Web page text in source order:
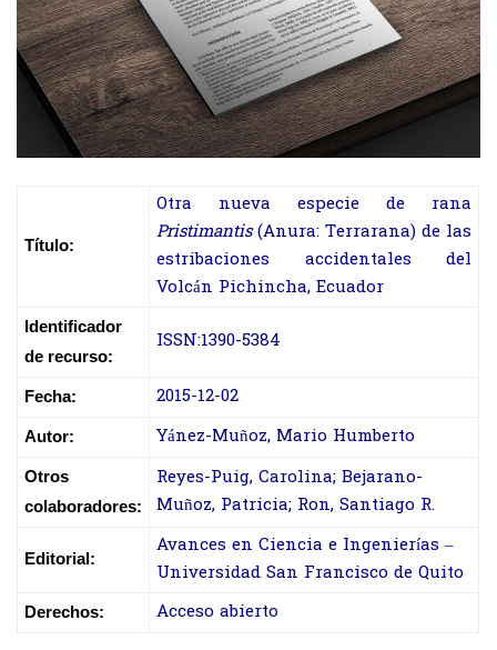
Título:
Otra nueva especie de rana
Pristimantis(Anura: Terrarana) de las
estribaciones accidentales del
Volcán Pichincha, Ecuador
Identificador
de recurso:
ISSN:1390-5384
Fecha: 2015-12-02
Autor: Yánez-Muñoz, Mario Humberto
Otros
colaboradores:
Reyes-Puig, Carolina; Bejarano-
Muñoz, Patricia; Ron, Santiago R.
Editorial:
Avances en Ciencia e Ingenierías –
Universidad San Francisco de Quito
Derechos: Acceso abierto